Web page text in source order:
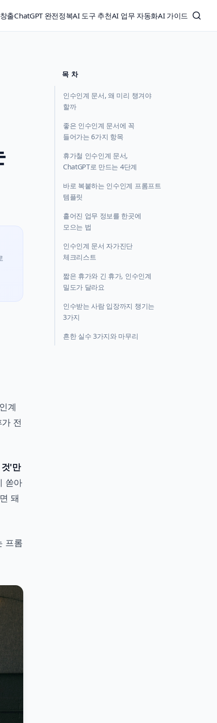
출ChatGPT 완전정복AI 도구 추천AI 업무 자동화AI 가이드
계
전
'만
쏟아
돼
프롬
목 차
인수인계 문서, 왜 미리 챙겨야
할까
좋은 인수인계 문서에 꼭
들어가는 6가지 항목
휴가철 인수인계 문서,
ChatGPT로 만드는 4단계
바로 복붙하는 인수인계 프롬프트
템플릿
흩어진 업무 정보를 한곳에
모으는 법
인수인계 문서 자가진단
체크리스트
짧은 휴가와 긴 휴가, 인수인계
밀도가 달라요
인수받는 사람 입장까지 챙기는
3가지
흔한 실수 3가지와 마무리